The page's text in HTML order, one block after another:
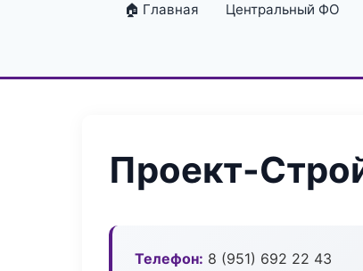
🏠 Главная Центральный ФО
Проект-
Телефон: 8 (951) 692 22 43